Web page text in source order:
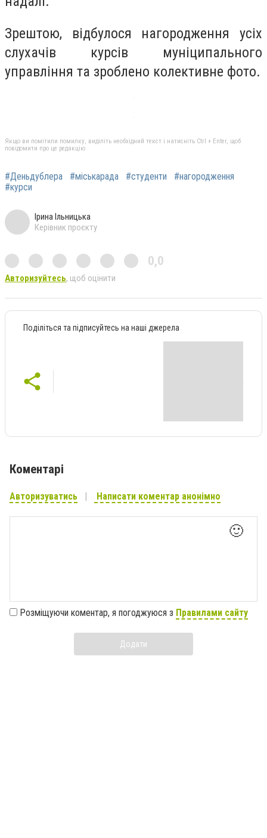
Зрештою, відбулося нагородження усіх
слухачів курсів муніципального
управління та зроблено колективне фото.
Якщо ви помітили помилку, виділіть необхідний текст і натисніть Ctrl + Enter, щоб
повідомити про це редакцію
#Деньдублера #міськарада #студенти
#нагородження
#курси
Ірина Ільницька
Керівник проєкту
0,0
Авторизуйтесь, щоб оцінити
Поділіться та підписуйтесь на наші джерела
Коментарі
Авторизуватись Написати коментар анонімно
🙂
Розміщуючи коментар, я погоджуюся з Правилами сайту
Додати